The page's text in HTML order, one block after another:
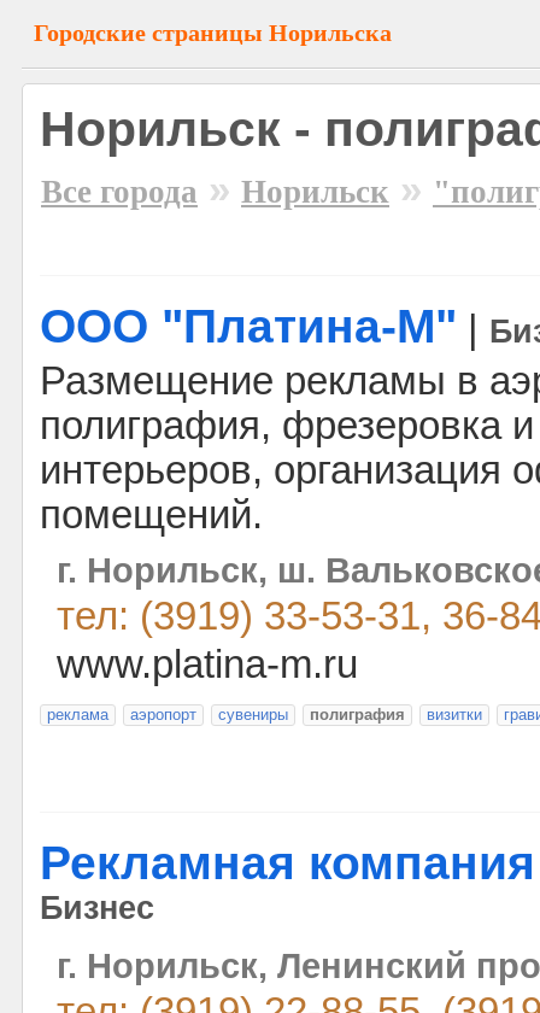
Городские страницы Норильска
Норильск -
Все города » Норильск »
ООО "Платина-М"
Размещение рекламы в
полиграфия, фрезеровка
интерьеров, организация
помещений.
г. Норильск, ш.
тел: (3919) 33-53-31, 36-
www.platina-m.ru
реклама аэропорт сувениры полиграфия визитки
Рекламная
Бизнес
г. Норильск, Ленинский